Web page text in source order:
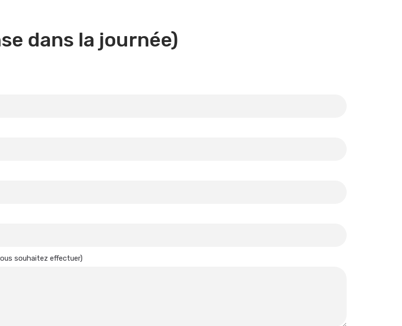
dans la journée)
souhaitez effectuer)